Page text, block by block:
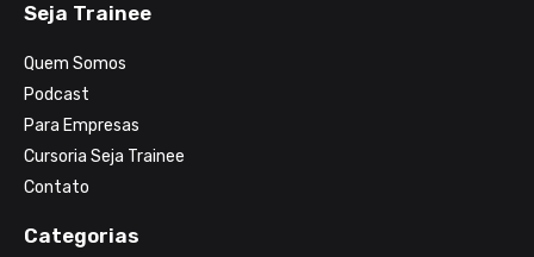
Seja Trainee
Quem Somos
Podcast
Para Empresas
Cursoria Seja Trainee
Contato
Categorias